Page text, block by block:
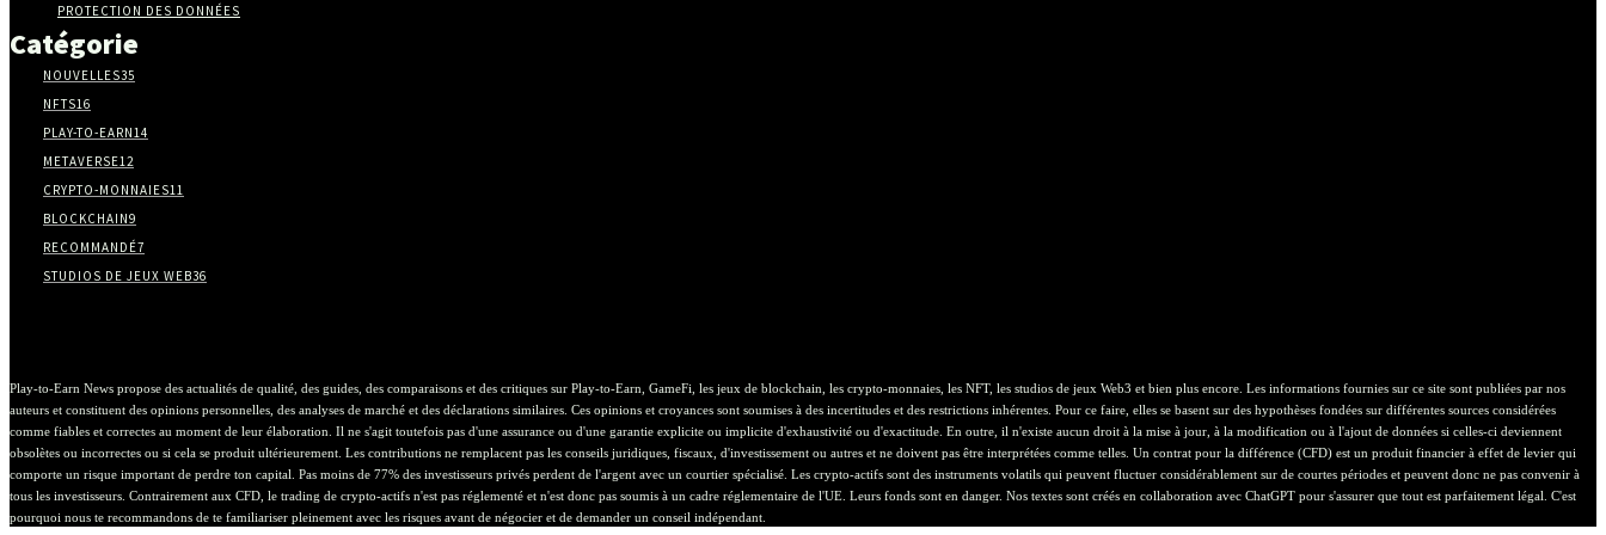
PROTECTION DES DONNÉES
Catégorie
NOUVELLES35
NFTS16
PLAY-TO-EARN14
METAVERSE12
CRYPTO-MONNAIES11
BLOCKCHAIN9
RECOMMANDÉ7
STUDIOS DE JEUX WEB36
Play-to-Earn News propose des actualités de qualité, des guides, des comparaisons et des critiques sur Play-to-Earn, GameFi, les jeux de blockchain, les crypto-monnaies, les NFT, les studios de jeux Web3 et bien plus encore. Les informations fournies sur ce site sont publiées par nos
auteurs et constituent des opinions personnelles, des analyses de marché et des déclarations similaires. Ces opinions et croyances sont soumises à des incertitudes et des restrictions inhérentes. Pour ce faire, elles se basent sur des hypothèses fondées sur différentes sources considérées
comme fiables et correctes au moment de leur élaboration. Il ne s'agit toutefois pas d'une assurance ou d'une garantie explicite ou implicite d'exhaustivité ou d'exactitude. En outre, il n'existe aucun droit à la mise à jour, à la modification ou à l'ajout de données si celles-ci deviennent
obsolètes ou incorrectes ou si cela se produit ultérieurement. Les contributions ne remplacent pas les conseils juridiques, fiscaux, d'investissement ou autres et ne doivent pas être interprétées comme telles. Un contrat pour la différence (CFD) est un produit financier à effet de levier qui
comporte un risque important de perdre ton capital. Pas moins de 77% des investisseurs privés perdent de l'argent avec un courtier spécialisé. Les crypto-actifs sont des instruments volatils qui peuvent fluctuer considérablement sur de courtes périodes et peuvent donc ne pas convenir à
tous les investisseurs. Contrairement aux CFD, le trading de crypto-actifs n'est pas réglementé et n'est donc pas soumis à un cadre réglementaire de l'UE. Leurs fonds sont en danger. Nos textes sont créés en collaboration avec ChatGPT pour s'assurer que tout est parfaitement légal. C'est
pourquoi nous te recommandons de te familiariser pleinement avec les risques avant de négocier et de demander un conseil indépendant.